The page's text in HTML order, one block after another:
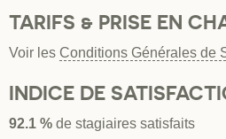
TARIFS & PRISE EN
Voir les Conditions Générales de
INDICE DE
92.1 % de stagiaires satisfaits